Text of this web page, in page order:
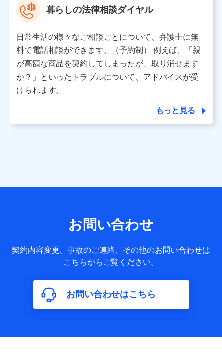
氏名、電話番号、メールアドレス、お客さまの識別子、属
性、連絡先、dポイントサービスのご利用に関する情報。例
として、dポイントカード番号、性別、年齢、家族構成、住
所、dポイント残高、dポイント利用履歴などが含まれます。
利用情報
当社又は株式会社NTTドコモが提供する各種サービスなどの
ご契約・ご利用などに関する情報。例として、当社又は株式
会社NTTドコモが提供する各種サービスのご契約状態・ご利
用履歴インターネット利用時の行動に関する情報、アプリケ
ーション利用時の行動に関する情報、購入されたサービスや
当社又は株式会社NTTドコモが提供する保険関連サービスに
送信履歴などの情報）が含まれます。
約に関する情報。例として、保険契約者及び被保険者の氏
名、住所、生年月日、性別、保険契約者と被保険者の関係、
保険加入の目的、保険商品の内容、保険料、保険料のお支払
年数などの情報、ペットの種類や年齢などの情報などが含ま
れます。
【共同して利用する者の範囲】
株式会社NTTドコモ
暮らしの法律相談ダイヤル
日常生活の様々なご相談ごとについて、弁護士に無
料で電話相談ができます。（予約制） 例えば、「親
が高額な商品を契約してしまったが、取り消せます
か？」といったトラブルについて、アドバイスが受
けられます。
もっと見る
お問い合わせ
契約内容変更、事故のご連絡、その他のお問い合わせは
こちらからご覧ください。
お問い合わせはこちら